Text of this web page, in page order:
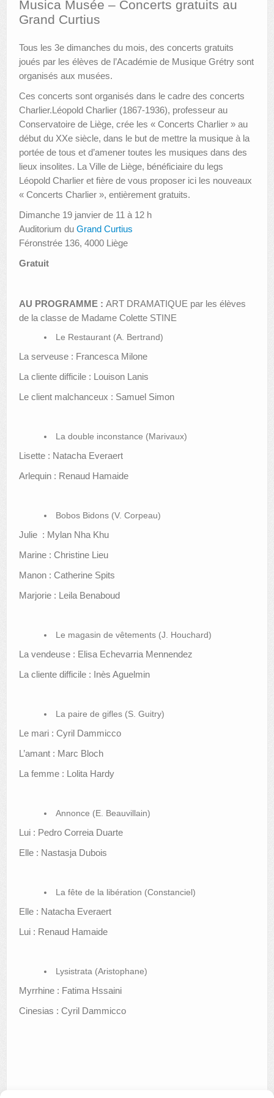
AUTRES LIEUX
ANIMATIONS DES MUSÉES
PUBLICATIONS
LES APPELS À PROJETS
LE PORTAIL DES COLLECTIONS
Musica Musée – Concerts gratuits au
Grand Curtius
Tous les 3e dimanches du mois, des concerts gratuits
joués par les élèves de l’Académie de Musique Grétry sont
organisés aux musées.
Ces concerts sont organisés dans le cadre des concerts
Charlier.Léopold Charlier (1867-1936), professeur au
Conservatoire de Liège, crée les « Concerts Charlier » au
début du XXe siècle, dans le but de mettre la musique à la
portée de tous et d’amener toutes les musiques dans des
lieux insolites. La Ville de Liège, bénéficiaire du legs
Léopold Charlier et fière de vous proposer ici les nouveaux
« Concerts Charlier », entièrement gratuits.
Dimanche 19 janvier de 11 à 12 h
Auditorium du Grand Curtius
Féronstrée 136, 4000 Liège
Gratuit
AU PROGRAMME : ART DRAMATIQUE par les élèves
de la classe de Madame Colette STINE
Le Restaurant (A. Bertrand)
La serveuse : Francesca Milone
La cliente difficile : Louison Lanis
Le client malchanceux : Samuel Simon
La double inconstance (Marivaux)
Lisette : Natacha Everaert
Arlequin : Renaud Hamaide
Bobos Bidons (V. Corpeau)
Julie : Mylan Nha Khu
Marine : Christine Lieu
Manon : Catherine Spits
Marjorie : Leila Benaboud
Le magasin de vêtements (J. Houchard)
La vendeuse : Elisa Echevarria Mennendez
La cliente difficile : Inès Aguelmin
La paire de gifles (S. Guitry)
Le mari : Cyril Dammicco
L’amant : Marc Bloch
La femme : Lolita Hardy
Annonce (E. Beauvillain)
Lui : Pedro Correia Duarte
Elle : Nastasja Dubois
La fête de la libération (Constanciel)
Elle : Natacha Everaert
Lui : Renaud Hamaide
Lysistrata (Aristophane)
Myrrhine : Fatima Hssaini
Cinesias : Cyril Dammicco